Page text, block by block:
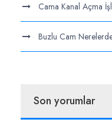
Cama Kanal Açma
Buzlu Cam Nerelerde
Son yorumlar